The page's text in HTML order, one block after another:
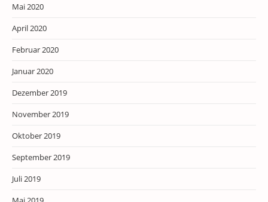
Mai 2020
April 2020
Februar 2020
Januar 2020
Dezember 2019
November 2019
Oktober 2019
September 2019
Juli 2019